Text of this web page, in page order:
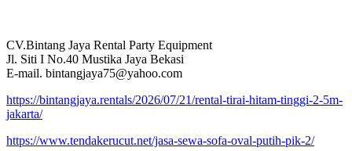
CV.Bintang Jaya Rental Party Equipment
Jl. Siti I No.40 Mustika Jaya Bekasi
E-mail. bintangjaya75@yahoo.com
https://bintangjaya.rentals/2026/07/21/rental-tirai-hitam-tinggi-2-5m-
jakarta/
https://www.tendakerucut.net/jasa-sewa-sofa-oval-putih-pik-2/